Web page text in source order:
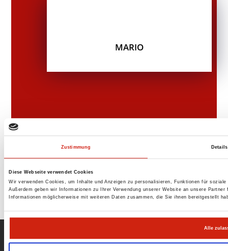
Zustimmung Details
Diese Webseite verwendet Cookies
Wir verwenden Cookies, um Inhalte und Anzeigen zu personalisieren, Funktionen für
Außerdem geben wir Informationen zu Ihrer Verwendung unserer Website an unsere
Informationen möglicherweise mit weiteren Daten zusammen, die Sie ihnen bereitgestellt
Alle
MARIO